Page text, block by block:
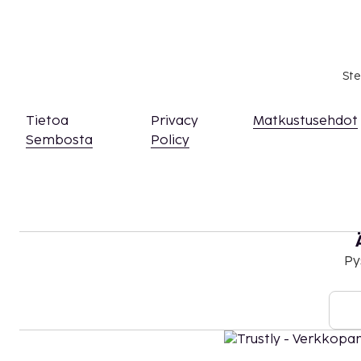
Yksi korkeintaan 1 vuotta vanha lapsi voi
lisätietoja ottamalla yhteyttä
Kansallisten tai paikallisten lakien mukaan
olla rajoitettua 01. toukokuuta - 15. lokakuuta.
Tietoa
Sembosta
Privacy
Policy
Matkustusehdot